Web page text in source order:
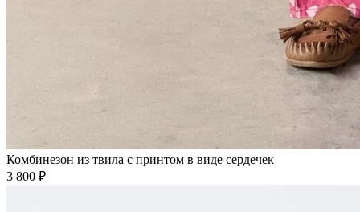
Комбинезон из твила с принтом в виде сердечек
3 800 ₽